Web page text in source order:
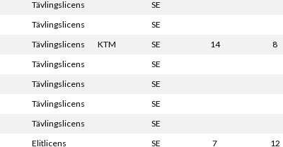
Tävlingslicens SE
Tävlingslicens SE
Tävlingslicens KTM SE 14 8
Tävlingslicens SE
Tävlingslicens SE
Tävlingslicens SE
Tävlingslicens SE
Elitlicens SE 7 12